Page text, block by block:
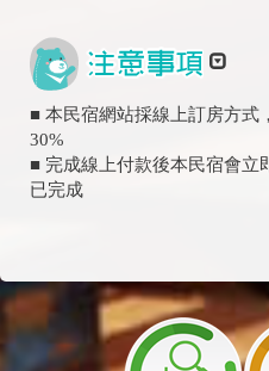
■ 本民宿網站採線上訂房方式
30%
■ 完成線上付款後本民宿會立
已完成